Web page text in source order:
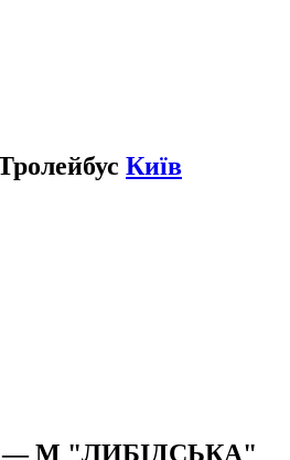
Київ
— М "ЛИБІДСЬКА"